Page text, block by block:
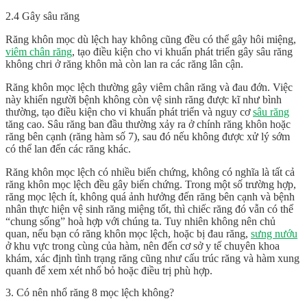
2.4 Gây sâu răng
Răng khôn mọc dù lệch hay không cũng đều có thể gây hôi miệng,
viêm chân răng, tạo điều kiện cho vi khuẩn phát triển gây sâu răng
không chri ở răng khôn mà còn lan ra các răng lân cận.
Răng khôn mọc lệch thường gây viêm chân răng và đau đớn. Việc
này khiến người bệnh không còn vệ sinh răng được kĩ như bình
thường, tạo điều kiện cho vi khuẩn phát triển và nguy cơsâu răng
tăng cao. Sâu răng ban đầu thường xảy ra ở chính răng khôn hoặc
răng bên cạnh (răng hàm số 7), sau đó nếu không được xử lý sớm
có thể lan đến các răng khác.
Răng khôn mọc lệch có nhiều biến chứng, không có nghĩa là tất cả
răng khôn mọc lệch đều gây biến chứng. Trong một số trường hợp,
răng mọc lệch ít, không quá ảnh hưởng đến răng bên cạnh và bệnh
nhân thực hiện vệ sinh răng miệng tốt, thì chiếc răng đó vẫn có thể
“chung sống” hoà hợp với chúng ta. Tuy nhiên không nên chủ
quan, nếu bạn có răng khôn mọc lệch, hoặc bị đau răng, sưng nướu
ở khu vực trong cùng của hàm, nên đến cơ sở y tế chuyên khoa
khám, xác định tình trạng răng cũng như cấu trúc răng và hàm xung
quanh để xem xét nhổ bỏ hoặc điều trị phù hợp.
3. Có nên nhổ răng 8 mọc lệch không?